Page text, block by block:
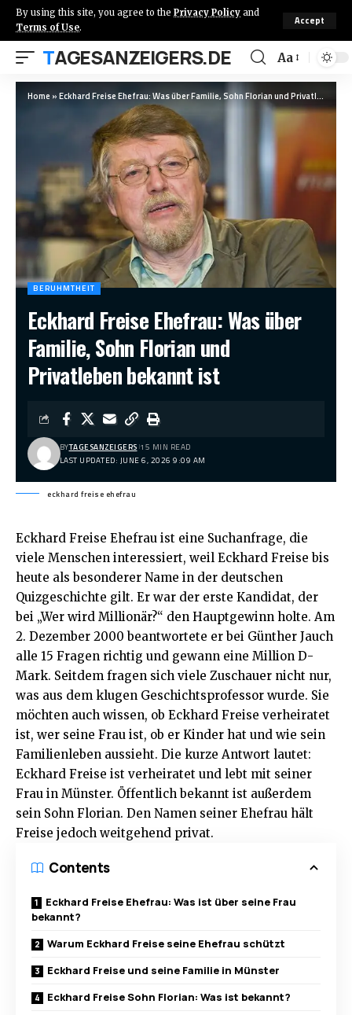
By using this site, you agree to the Privacy Policy and
Terms of Use.
Accept
TAGESANZEIGERS.DE Aa
Home »Eckhard Freise Ehefrau: Was über Familie, Sohn Florian und Privatleben bekannt ist
BERUHMTHEIT
Eckhard Freise Ehefrau: Was über
Familie, Sohn Florian und
Privatleben bekannt ist
LAST UPDATED: JUNE 6, 2026 9:09 AM
BYTAGESANZEIGERS 15 MIN READ
eckhard freise ehefrau
Eckhard Freise Ehefrau ist eine Suchanfrage, die
viele Menschen interessiert, weil Eckhard Freise bis
heute als besonderer Name in der deutschen
Quizgeschichte gilt. Er war der erste Kandidat, der
bei „Wer wird Millionär?“ den Hauptgewinn holte. Am
2. Dezember 2000 beantwortete er bei Günther Jauch
alle 15 Fragen richtig und gewann eine Million D-
Mark. Seitdem fragen sich viele Zuschauer nicht nur,
was aus dem klugen Geschichtsprofessor wurde. Sie
möchten auch wissen, ob Eckhard Freise verheiratet
ist, wer seine Frau ist, ob er Kinder hat und wie sein
Familienleben aussieht. Die kurze Antwort lautet:
Eckhard Freise ist verheiratet und lebt mit seiner
Frau in Münster. Öffentlich bekannt ist außerdem
sein Sohn Florian. Den Namen seiner Ehefrau hält
Freise jedoch weitgehend privat.
Contents
Eckhard Freise Ehefrau: Was ist über seine Frau
bekannt?
Warum Eckhard Freise seine Ehefrau schützt
Eckhard Freise und seine Familie in Münster
Eckhard Freise Sohn Florian: Was ist bekannt?